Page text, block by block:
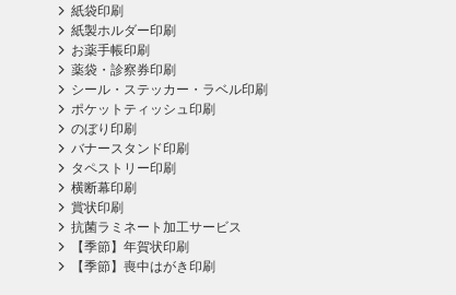
紙袋印刷
紙製ホルダー印刷
お薬手帳印刷
薬袋・診察券印刷
シール・ステッカー・ラベル印刷
ポケットティッシュ印刷
のぼり印刷
バナースタンド印刷
タペストリー印刷
横断幕印刷
賞状印刷
抗菌ラミネート加工サービス
【季節】年賀状印刷
【季節】喪中はがき印刷